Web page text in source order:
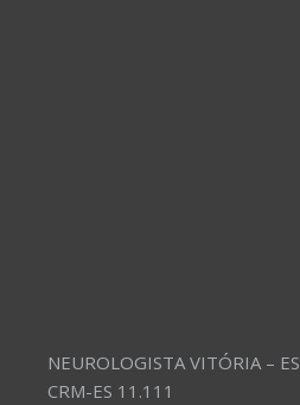
NEUROLOGISTA VITÓRIA – ES
CRM-ES 11.111